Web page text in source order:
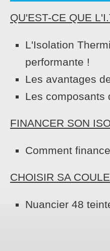
QU'EST-CE QUE
L'Isolation
performante !
Les avantages
Les composants
FINANCER SON
Comment
CHOISIR SA
Nuancier 48